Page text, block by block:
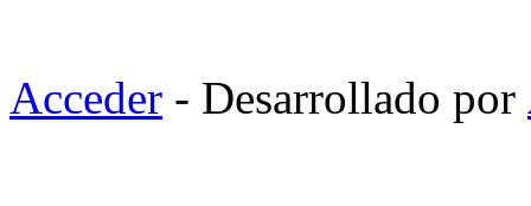
Acceder - Desarrollado por